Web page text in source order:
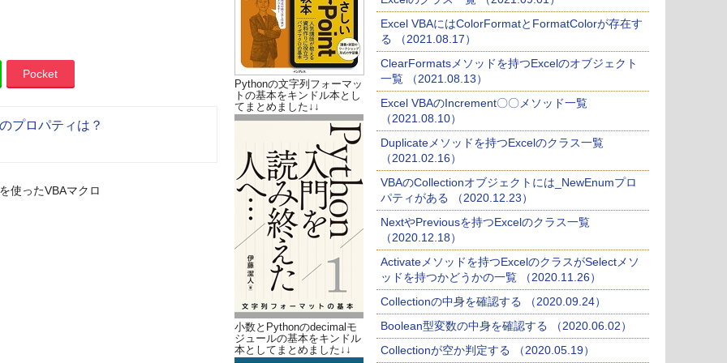
Pocket
プロパティは？
使ったVBAマクロ
Pythonの文字列フォーマッ
トの基本をキンドル本とし
てまとめました↓↓
小数とPythonのdecimalモ
ジュールの基本をキンドル
本としてまとめました↓↓
Excel VBAにはColorFormatとFormatColorが存在す
る （2021.08.17）
ClearFormatsメソッドを持つExcelのオブジェクト
一覧 （2021.08.13）
Excel VBAのIncrement〇〇メソッド一覧
（2021.08.10）
Duplicateメソッドを持つExcelのクラス一覧
（2021.02.16）
VBAのCollectionオブジェクトには_NewEnumプロ
パティがある （2020.12.23）
NextやPreviousを持つExcelのクラス一覧
（2020.12.18）
Activateメソッドを持つExcelのクラスがSelectメソ
ッドを持つかどうかの一覧 （2020.11.26）
Collectionの中身を確認する （2020.09.24）
Boolean型変数の中身を確認する （2020.06.02）
Collectionが空か判定する （2020.05.19）